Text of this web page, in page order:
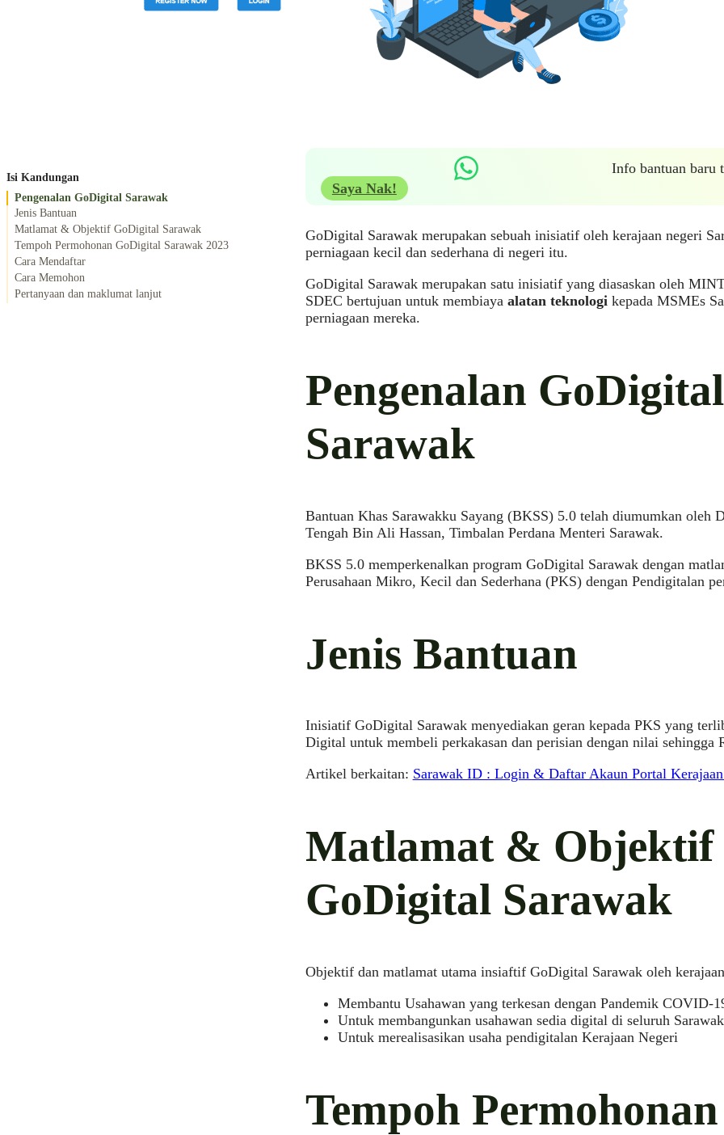
Isi Kandungan
Pengenalan GoDigital Sarawak
Jenis Bantuan
Matlamat & Objektif GoDigital Sarawak
Tempoh Permohonan GoDigital Sarawak 2023
Cara Mendaftar
Cara Memohon
Pertanyaan dan maklumat lanjut
Info bantuan baru
Saya Nak!
GoDigital Sarawak merupakan sebuah inisiatif oleh kerajaan negeri
perniagaan kecil dan sederhana di negeri itu.
GoDigital Sarawak merupakan satu inisiatif yang diasaskan oleh
SDEC bertujuan untuk membiaya alatan teknologikepada MSMEs
perniagaan mereka.
Pengenalan GoDigital
Sarawak
Bantuan Khas Sarawakku Sayang (BKSS) 5.0 telah diumumkan oleh
Tengah Bin Ali Hassan, Timbalan Perdana Menteri Sarawak.
BKSS 5.0 memperkenalkan program GoDigital Sarawak dengan
Perusahaan Mikro, Kecil dan Sederhana (PKS) dengan Pendigitalan
Jenis Bantuan
Inisiatif GoDigital Sarawak menyediakan geran kepada PKS yang
Digital untuk membeli perkakasan dan perisian dengan nilai sehingga
Artikel berkaitan: Sarawak ID : Login & Daftar Akaun Portal
Matlamat & Objektif
GoDigital Sarawak
Objektif dan matlamat utama insiaftif GoDigital Sarawak oleh
Membantu Usahawan yang terkesan dengan Pandemik COVID-
Untuk membangunkan usahawan sedia digital di seluruh Sarawak
Untuk merealisasikan usaha pendigitalan Kerajaan Negeri
Tempoh Permohonan